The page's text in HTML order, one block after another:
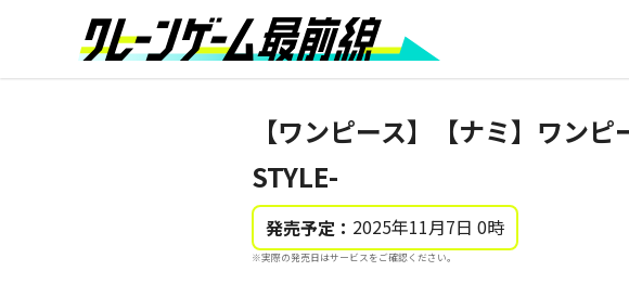
【ワンピース】【ナミ】ワン
STYLE-
発売予定： 2025年11月7日 0時
※実際の発売日はサービスをご確認ください。